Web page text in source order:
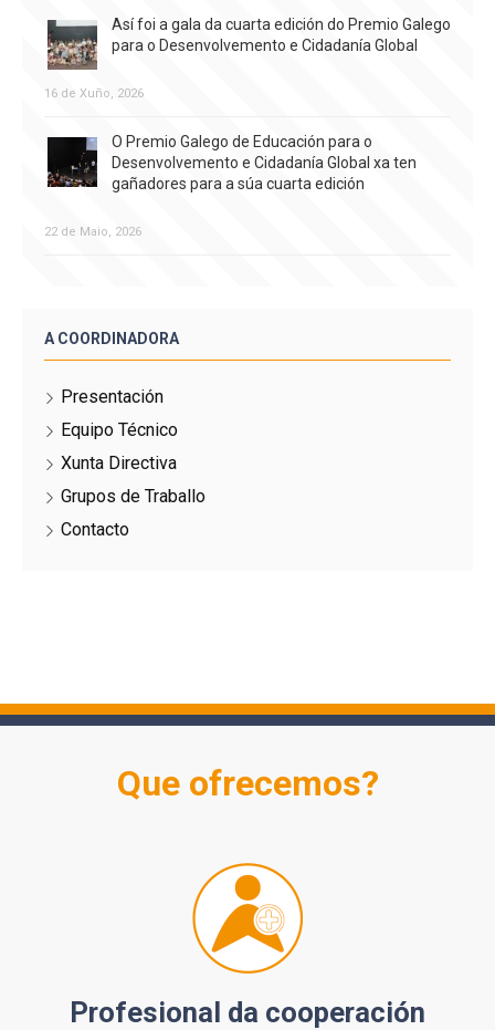
Así foi a gala da cuarta edición do Premio Galego
para o Desenvolvemento e Cidadanía Global
16 de Xuño, 2026
O Premio Galego de Educación para o
Desenvolvemento e Cidadanía Global xa ten
gañadores para a súa cuarta edición
22 de Maio, 2026
A COORDINADORA
Presentación
Equipo Técnico
Xunta Directiva
Grupos de Traballo
Contacto
Que ofrecemos?
Profesional da cooperación